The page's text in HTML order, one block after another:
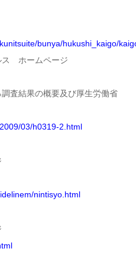
bunya/hukushi_kaigo/
ス ホームページ
査結果の概要及び厚生労働省
03/h0319-2.html
nintisyo.html